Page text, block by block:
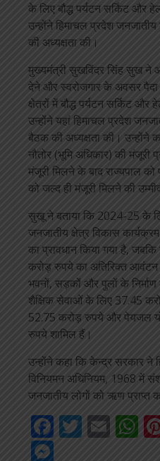
के लिए बौद्ध पर्यटन सर्किट और
उन्होंने हिमाचल प्रदेश
की अध्यक्षता की।
मुख्यमंत्री सुखविंदर सिंह सुख ने
देने और स्वरोजगार के अवसर
क्षेत्रों में बौद्ध पर्यटन सर्किट और
उन्होंने यहां हिमाचल प्रदेश
बैठक की अध्यक्षता की। उन्होंने
नौतोर (भूमि अधिकार) की
मंजूरी मिलने के बाद राज्यपाल
को जल्द ही मंजूरी मिलने की
सुखू ने बताया कि 2024-25 के
जनजातीय क्षेत्र विकास
का प्रावधान किया गया है,
करोड़ रुपये का अतिरिक्त आवंटन
भवनों, सड़कों और पुलों के
शैक्षिक सेवाओं के लिए 37.45
52.75 करोड़ रुपये और पेयजल
रुपये शामिल हैं।
उन्होंने कहा कि केन्द्र सरकार ने
विनियमन अधिनियम, 1968 में
जनजातीय लोगों को ऋण प्राप्त
Facebook
Twitter